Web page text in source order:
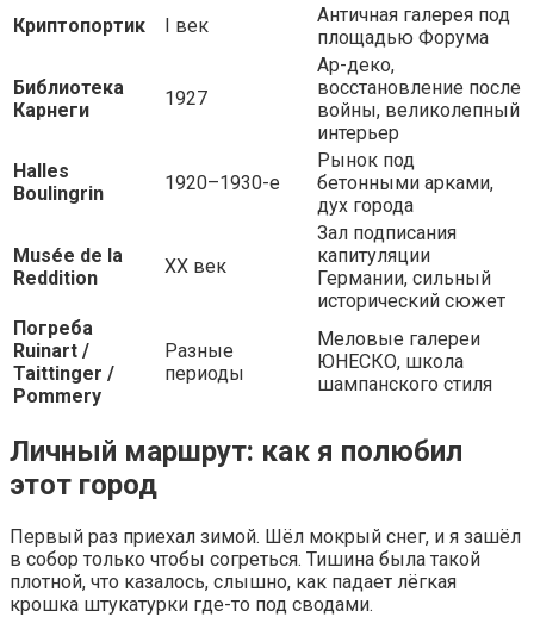
Криптопортик
I век
Античная галерея под
площадью Форума
Библиотека
Карнеги
1927
Ар-деко,
восстановление после
войны, великолепный
интерьер
Halles
Boulingrin
1920–1930-е
Рынок под
бетонными арками,
дух города
Musée de la
Reddition
XX век
Зал подписания
капитуляции
Германии, сильный
исторический сюжет
Погреба
Ruinart /
Taittinger /
Pommery
Разные
периоды
Меловые галереи
ЮНЕСКО, школа
шампанского стиля
Личный маршрут: как я полюбил
этот город
Первый раз приехал зимой. Шёл мокрый снег, и я зашёл
в собор только чтобы согреться. Тишина была такой
плотной, что казалось, слышно, как падает лёгкая
крошка штукатурки где-то под сводами.